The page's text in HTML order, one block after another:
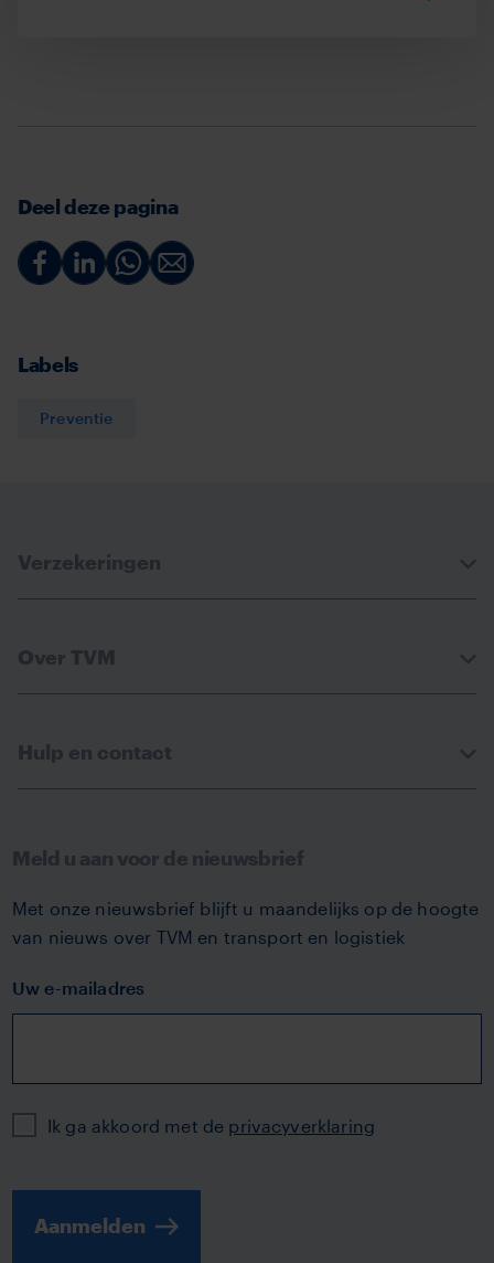
Deel deze pagina
Deel Deel Deel Deel
Labels
Preventie
Verzekeringen
Over TVM
Hulp en contact
Meld u aan voor de nieuwsbrief
Met onze nieuwsbrief blijft u maandelijks op de hoogte
van nieuws over TVM en transport en logistiek
Uw e-mailadres
PrivacyIk ga akkoord met de privacyverklaring